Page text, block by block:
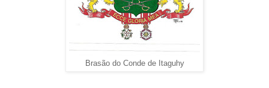
Brasão do Conde de Itaguhy